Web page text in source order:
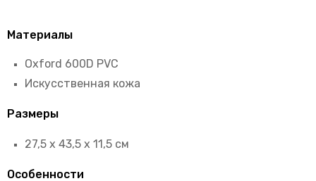
Материалы
Oxford 600D PVC
Искусственная кожа
Размеры
27,5 х 43,5 х 11,5 см
Особенности